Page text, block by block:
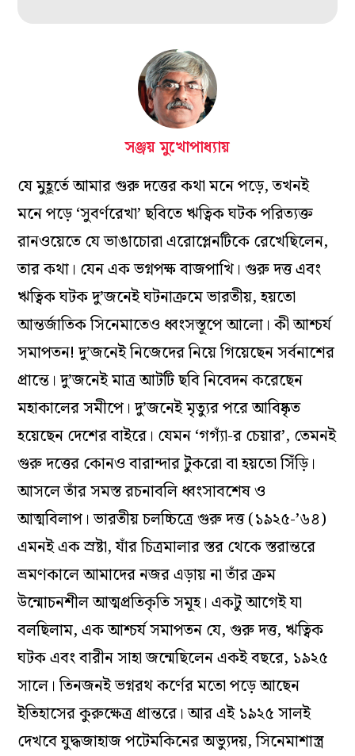
সঞ্জয় মুখোপাধ্যায়
যে মুহূর্তে আমার গুরু দত্তের কথা মনে পড়ে, তখনই
মনে পড়ে ‘সুবর্ণরেখা’ ছবিতে ঋত্বিক ঘটক পরিত‌্যক্ত
রানওয়েতে যে ভাঙাচোরা এরোপ্লেনটিকে রেখেছিলেন,
তার কথা। যেন এক ভগ্নপক্ষ বাজপাখি। গুরু দত্ত এবং
ঋত্বিক ঘটক দু’জনেই ঘটনাক্রমে ভারতীয়, হয়তো
আন্তর্জাতিক সিনেমাতেও ধ্বংসস্তূপে আলো। কী আশ্চর্য
সমাপতন! দু’জনেই নিজেদের নিয়ে গিয়েছেন সর্বনাশের
প্রান্তে। দু’জনেই মাত্র আটটি ছবি নিবেদন করেছেন
মহাকালের সমীপে। দু’জনেই মৃত‌্যুর পরে আবিষ্কৃত
হয়েছেন দেশের বাইরে। যেমন ‘গগ্যাঁ-র চেয়ার’, তেমনই
গুরু দত্তের কোনও বারান্দার টুকরো বা হয়তো সিঁড়ি।
আসলে তাঁর সমস্ত রচনাবলি ধ্বংসাবশেষ ও
আত্মবিলাপ। ভারতীয় চলচ্চিত্রে গুরু দত্ত (১৯২৫-’৬৪)
এমনই এক স্রষ্টা, যাঁর চিত্রমালার স্তর থেকে স্তরান্তরে
ভ্রমণকালে আমাদের নজর এড়ায় না তাঁর ক্রম
উন্মোচনশীল আত্মপ্রতিকৃতি সমূহ। একটু আগেই যা
বলছিলাম, এক আশ্চর্য সমাপতন যে, গুরু দত্ত, ঋত্বিক
ঘটক এবং বারীন সাহা জন্মেছিলেন একই বছরে, ১৯২৫
সালে। তিনজনই ভগ্নরথ কর্ণের মতো পড়ে আছেন
ইতিহাসের কুরুক্ষেত্র প্রান্তরে। আর এই ১৯২৫ সালই
দেখবে যুদ্ধজাহাজ পটেমকিনের অভ‌্যুদয়, সিনেমাশাস্ত্র